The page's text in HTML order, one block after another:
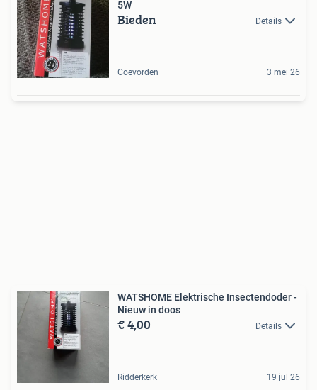
5W
Bieden Details
Coevorden 3 mei 26
WATSHOME Elektrische Insectendoder -
Nieuw in doos
€ 4,00 Details
Ridderkerk 19 jul 26